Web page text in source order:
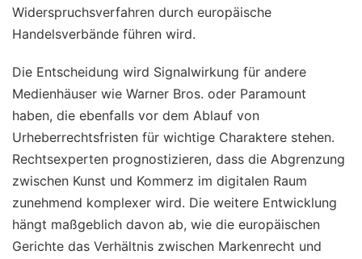
Widerspruchsverfahren durch europäische
Handelsverbände führen wird.
Die Entscheidung wird Signalwirkung für andere
Medienhäuser wie Warner Bros. oder Paramount
haben, die ebenfalls vor dem Ablauf von
Urheberrechtsfristen für wichtige Charaktere stehen.
Rechtsexperten prognostizieren, dass die Abgrenzung
zwischen Kunst und Kommerz im digitalen Raum
zunehmend komplexer wird. Die weitere Entwicklung
hängt maßgeblich davon ab, wie die europäischen
Gerichte das Verhältnis zwischen Markenrecht und